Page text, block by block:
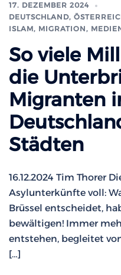
17. DEZEMBER 2024
DEUTSCHLAND,
ISLAM, MIGRATION,
So viele
die
Migranten
Städten
16.12.2024 Tim Thorer
Asylunterkünfte voll:
Brüssel entscheidet,
bewältigen! Immer
entstehen, begleitet
[…]